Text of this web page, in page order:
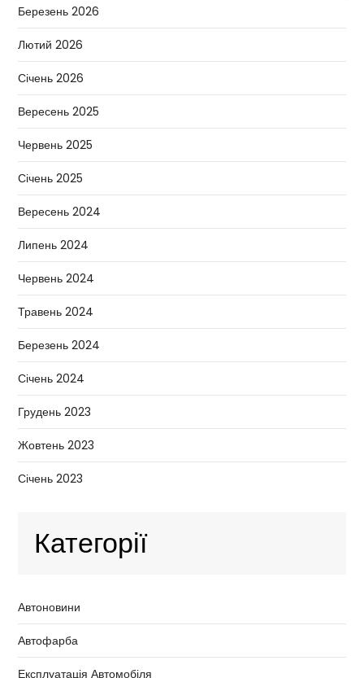
Березень 2026
Лютий 2026
Січень 2026
Вересень 2025
Червень 2025
Січень 2025
Вересень 2024
Липень 2024
Червень 2024
Травень 2024
Березень 2024
Січень 2024
Грудень 2023
Жовтень 2023
Січень 2023
Категорії
Автоновини
Автофарба
Експлуатація Автомобіля